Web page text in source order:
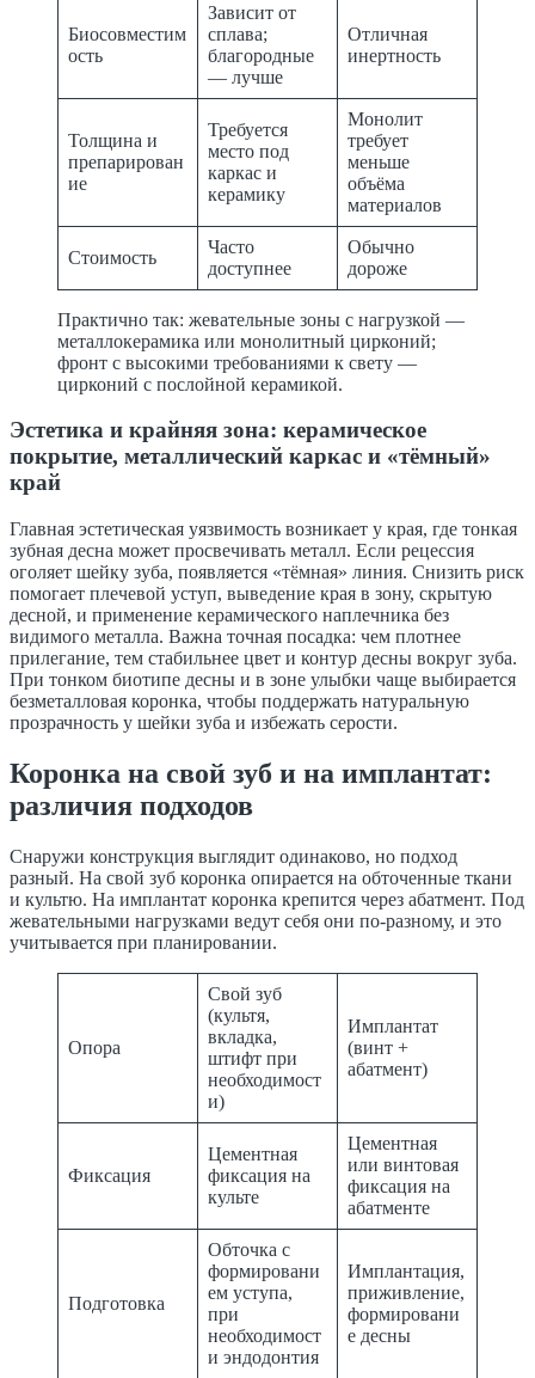
Биосовместим
ость
Зависит от
сплава;
благородные
— лучше
Отличная
инертность
Толщина и
препарирован
ие
Требуется
место под
каркас и
керамику
Монолит
требует
меньше
объёма
материалов
Стоимость
Часто
доступнее
Обычно
дороже
Практично так: жевательные зоны с нагрузкой —
металлокерамика или монолитный цирконий;
фронт с высокими требованиями к свету —
цирконий с послойной керамикой.
Эстетика и крайняя зона: керамическое
покрытие, металлический каркас и «тёмный»
край
Главная эстетическая уязвимость возникает у края, где тонкая
зубная десна может просвечивать металл. Если рецессия
оголяет шейку зуба, появляется «тёмная» линия. Снизить риск
помогает плечевой уступ, выведение края в зону, скрытую
десной, и применение керамического наплечника без
видимого металла. Важна точная посадка: чем плотнее
прилегание, тем стабильнее цвет и контур десны вокруг зуба.
При тонком биотипе десны и в зоне улыбки чаще выбирается
безметалловая коронка, чтобы поддержать натуральную
прозрачность у шейки зуба и избежать серости.
Коронка на свой зуб и на имплантат:
различия подходов
Снаружи конструкция выглядит одинаково, но подход
разный. На свой зуб коронка опирается на обточенные ткани
и культю. На имплантат коронка крепится через абатмент. Под
жевательными нагрузками ведут себя они по-разному, и это
учитывается при планировании.
Опора
Свой зуб
(культя,
вкладка,
штифт при
необходимост
и)
Имплантат
(винт +
абатмент)
Фиксация
Цементная
фиксация на
культе
Цементная
или винтовая
фиксация на
абатменте
Подготовка
Обточка с
формировани
ем уступа,
при
необходимост
и эндодонтия
Имплантация,
приживление,
формировани
е десны